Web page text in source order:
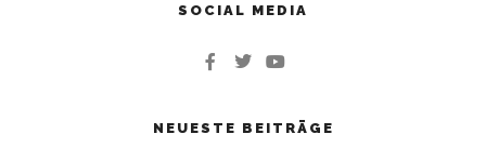
SOCIAL MEDIA
NEUESTE BEITRÄGE